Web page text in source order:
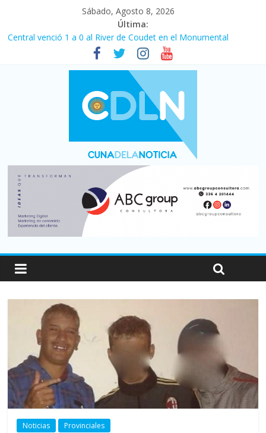
Sábado, Agosto 8, 2026
Última:
Central venció 1 a 0 al River de Coudet en el Monumental
La morosidad alcanzó su nivel más alto en dos décadas y ya
afecta a 400 mil deudores en Santa Fe
Desde que asumió Milei cerraron 41.000 kioscos: el sector
denuncia crisis como en 2001
Vacaciones de invierno con más movimiento y consumo
turístico: 4,6 millones de personas viajaron por el país, un 5,9%
Fuerte caída de la venta de autos usados en julio: bajó un 12,6%
Noticias Provinciales